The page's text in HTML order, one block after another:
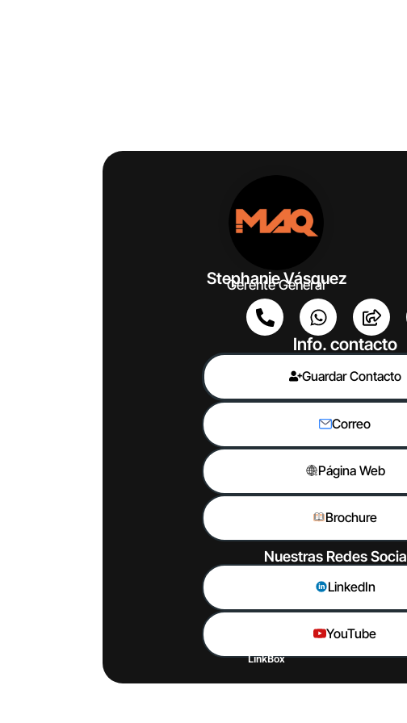
Stephanie Vásquez
Gerente General
Info. contacto
Guardar Contacto
Correo
Página Web
Brochure
Nuestras Redes
LinkedIn
YouTube
LinkBox